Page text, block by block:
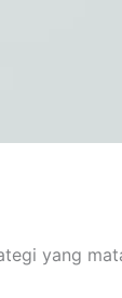
yang